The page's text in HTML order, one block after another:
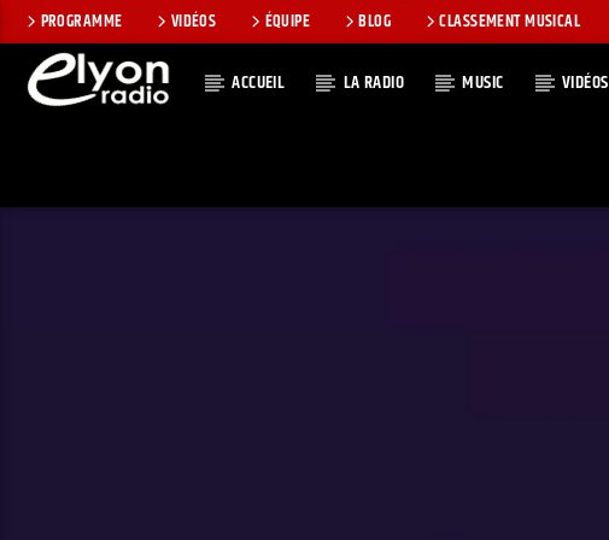
PROGRAMME VIDÉOS ÉQUIPE BLOG CLASSEMENT MUSICAL
ACCUEIL LA RADIO MUSIC VIDÉOS